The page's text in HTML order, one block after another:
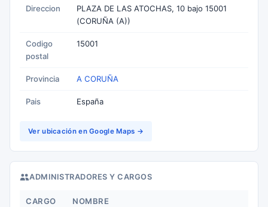
Direccion
PLAZA DE LAS ATOCHAS, 10 bajo 15001
(CORUÑA (A))
Codigo
postal
15001
Provincia A CORUÑA
Pais España
Ver ubicación en Google Maps →
ADMINISTRADORES Y CARGOS
CARGO NOMBRE